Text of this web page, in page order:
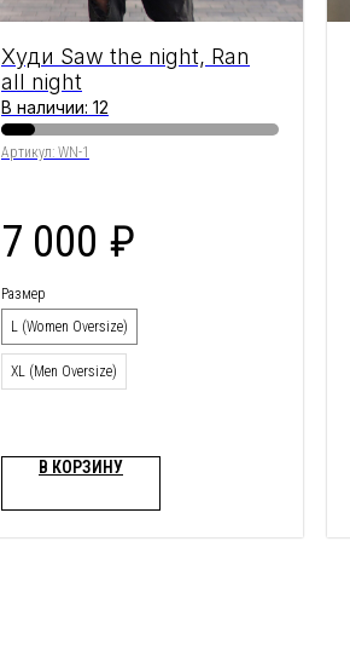
Худи Saw the night, Ran
all night
В наличии: 12
Артикул: WN-1
7 000 ₽
Размер
L (Women Oversize)
XL (Men Oversize)
В КОРЗИНУ